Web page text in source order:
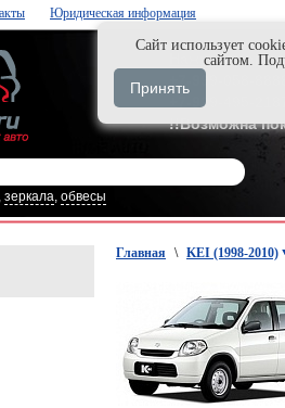
Юридическая информация
Нажми и
+7-929-495-
!!Возможна
, зеркала, обвесы
Главная \ KEI (1998-2010)
Cайт использует
сайтом.
Принять